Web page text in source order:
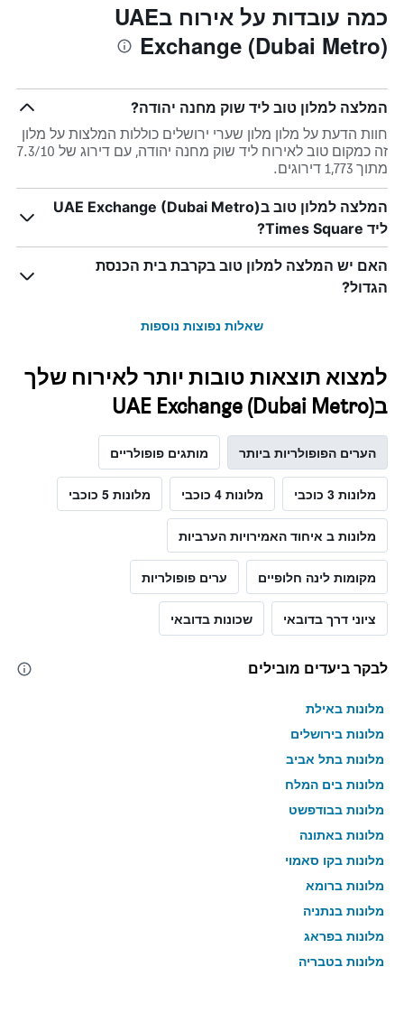
כמה עובדות על אירוח בUAE
Exchange (Dubai Metro)
המלצה למלון טוב ליד שוק מחנה יהודה?
חוות הדעת על מלון מלון שערי ירושלים כוללות המלצות על מלון
זה כמקום טוב לאירוח ליד שוק מחנה יהודה, עם דירוג של 7.3/10
מתוך 1,773 דירוגים.
המלצה למלון טוב בUAE Exchange (Dubai Metro)
ליד Times Square?
האם יש המלצה למלון טוב בקרבת בית הכנסת
הגדול?
שאלות נפוצות נוספות
למצוא תוצאות טובות יותר לאירוח שלך
בUAE Exchange (Dubai Metro)
הערים הפופולריות ביותר מותגים פופולריים
מלונות 3 כוכבי מלונות 4 כוכבי מלונות 5 כוכבי
מלונות ב איחוד האמירויות הערביות
מקומות לינה חלופיים ערים פופולריות
ציוני דרך בדובאי שכונות בדובאי
לבקר ביעדים מובילים
מלונות באילת
מלונות בירושלים
מלונות בתל אביב
מלונות בים המלח
מלונות בבודפשט
מלונות באתונה
מלונות בקו סאמוי
מלונות ברומא
מלונות בנתניה
מלונות בפראג
מלונות בטבריה